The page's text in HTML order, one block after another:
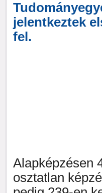
jelentkeztek
fel.
Alapképzésen
osztatlan